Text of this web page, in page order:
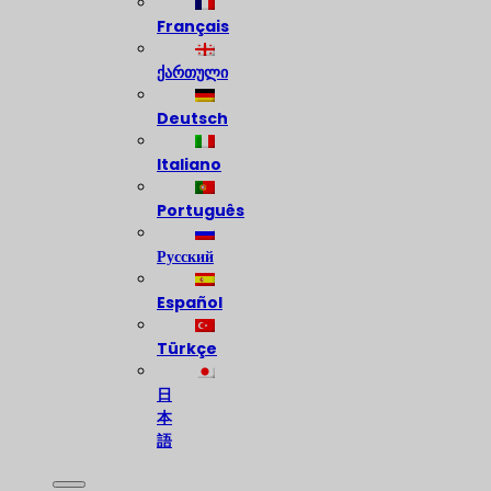
Français
ქართული
Deutsch
Italiano
Português
Русский
Español
Türkçe
日
本
語